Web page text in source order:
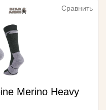
Сравнить
Merino Heavy